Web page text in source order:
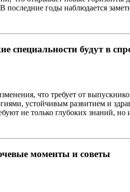
последние годы наблюдается
специальности будут в
что требует от
устойчивым развитием и
не только глубоких знаний,
моменты и советы